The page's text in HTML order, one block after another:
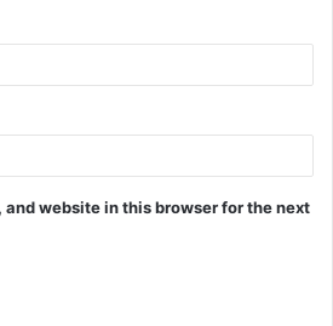
and website in this browser for the next